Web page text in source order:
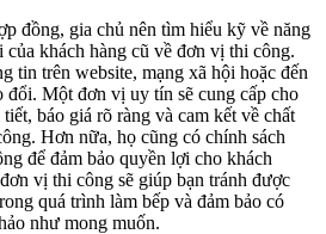
đồng, gia chủ nên tìm hiểu kỹ về năng
khách hàng cũ về đơn vị thi công.
tin trên website, mạng xã hội hoặc đến
đổi. Một đơn vị uy tín sẽ cung cấp cho
báo giá rõ ràng và cam kết về chất
Hơn nữa, họ cũng có chính sách
để đảm bảo quyền lợi cho khách
vị thi công sẽ giúp bạn tránh được
quá trình làm bếp và đảm bảo có
như mong muốn.